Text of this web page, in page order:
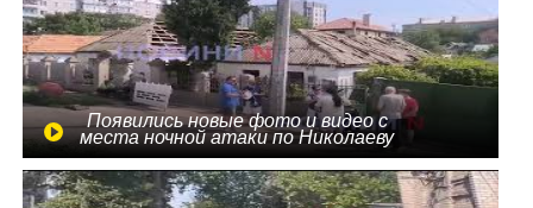
Появились новые фото и видео с
места ночной атаки по Николаеву